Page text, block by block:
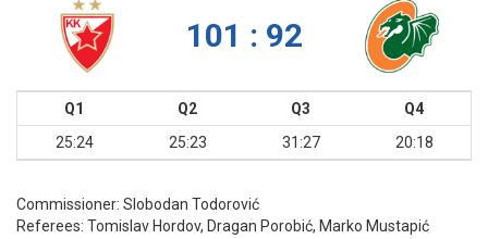
101 : 92
Q1 Q2 Q3
Q4
25:24
25:23 31:27 20:18
Commissioner: Slobodan Todorović
Referees: Tomislav Hordov, Dragan Porobić, Marko Mustapić